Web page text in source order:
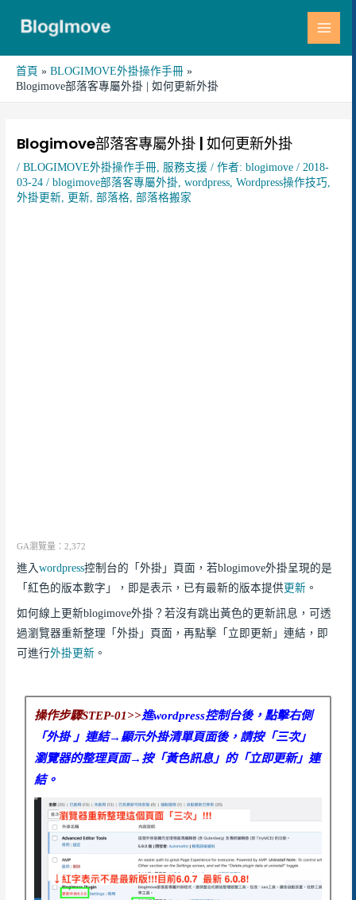
首頁
BLOGIMOVE外掛操作手冊
Blogimove部落客專屬外掛 | 如何更新外掛
Blogimove部落客專屬外掛 | 如何更新外掛
/BLOGIMOVE外掛操作手冊, 服務支援 / 作者:blogimove/2018-
03-24/blogimove部落客專屬外掛,wordpress,Wordpress操作技巧,
外掛更新, 更新,部落格,部落格搬家
GA瀏覽量：2,372
進入wordpress控制台的「外掛」頁面，若blogimove外掛呈現的是
「紅色的版本數字」，即是表示，已有最新的版本提供更新 。
如何線上更新blogimove外掛？若沒有跳出黃色的更新訊息，可透
過瀏覽器重新整理「外掛」頁面，再點擊「立即更新」連結，即
可進行外掛更新 。
操作步驟STEP-01>>進wordpress控制台後，點擊右側
「外掛 」連結→顯示外掛清單頁面後，請按「三次」
瀏覽器的整理頁面→按「黃色訊息」的「立即更新」連
結。